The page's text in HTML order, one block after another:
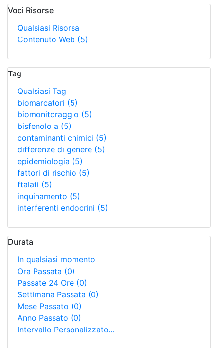
Voci Risorse
Qualsiasi Risorsa
Contenuto Web (5)
Tag
Qualsiasi Tag
biomarcatori (5)
biomonitoraggio (5)
bisfenolo a (5)
contaminanti chimici (5)
differenze di genere (5)
epidemiologia (5)
fattori di rischio (5)
ftalati (5)
inquinamento (5)
interferenti endocrini (5)
Durata
In qualsiasi momento
Ora Passata (0)
Passate 24 Ore (0)
Settimana Passata (0)
Mese Passato (0)
Anno Passato (0)
Intervallo Personalizzato…